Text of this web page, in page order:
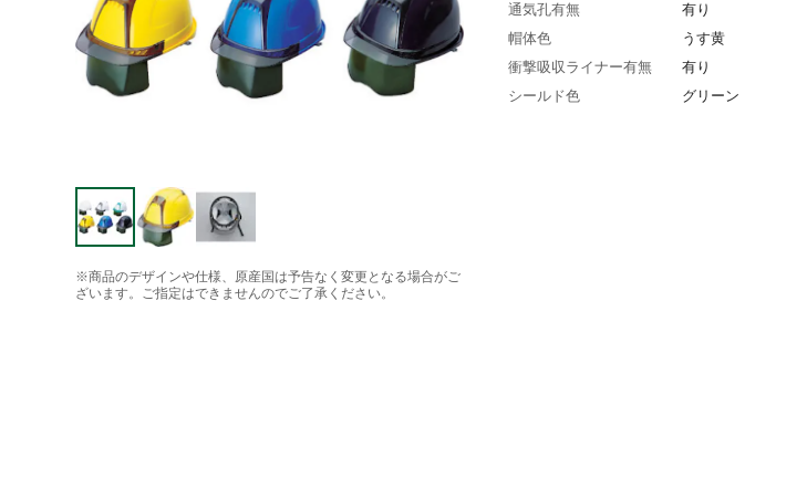
※商品のデザインや仕様、原産国は予告なく変更となる場合がご
ざいます。ご指定はできませんのでご了承ください。
通気孔有無
有り
帽体色
うす黄
衝撃吸収ライナー有無
有り
シールド色
グリーン